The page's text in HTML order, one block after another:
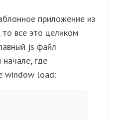
приложение из
все это целиком
js файл
где
window load: